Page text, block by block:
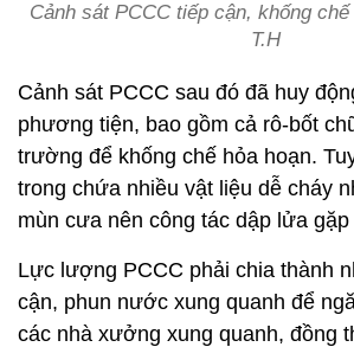
Cảnh sát PCCC tiếp cận, khống
T.H
Cảnh sát PCCC sau đó đã huy
phương tiện, bao gồm cả rô-bốt
trường để khống chế hỏa hoạn.
trong chứa nhiều vật liệu dễ cháy
mùn cưa nên công tác dập lửa gặp
Lực lượng PCCC phải chia thành
cận, phun nước xung quanh để
các nhà xưởng xung quanh, đồng